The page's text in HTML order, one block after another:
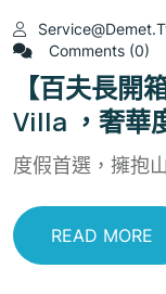
Comments (0)
【百夫長開
Villa ，奢華
度假首選，擁抱
READ MORE